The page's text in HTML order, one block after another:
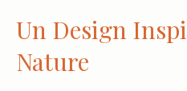
Un Design
Nature